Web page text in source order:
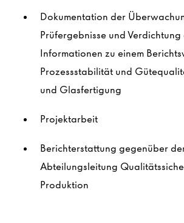
Dokumentation der
Prüfergebnisse und Verdichtung
Informationen zu einem
Prozessstabilität und
und Glasfertigung
Projektarbeit
Berichterstattung gegenüber
Abteilungsleitung
Produktion